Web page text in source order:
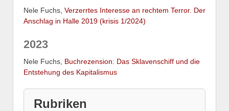
Nele Fuchs, Verzerrtes Interesse an rechtem Terror. Der
Anschlag in Halle 2019 (krisis 1/2024)
2023
Nele Fuchs, Buchrezension: Das Sklavenschiff und die
Entstehung des Kapitalismus
Rubriken